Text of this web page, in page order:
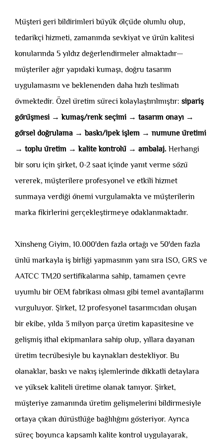
Müşteri geri bildirimleri büyük ölçüde olumlu olup,
tedarikçi hizmeti, zamanında sevkiyat ve ürün kalitesi
konularında 5 yıldız değerlendirmeler almaktadır—
müşteriler ağır yapıdaki kumaşı, doğru tasarım
uygulamasını ve beklenenden daha hızlı teslimatı
övmektedir. Özel üretim süreci kolaylaştırılmıştır: sipariş
görüşmesi → kumaş/renk seçimi → tasarım onayı →
görsel doğrulama → baskı/ipek işlem → numune üretimi
→ toplu üretim → kalite kontrolü → ambalaj. Herhangi
bir soru için şirket, 0-2 saat içinde yanıt verme sözü
vererek, müşterilere profesyonel ve etkili hizmet
sunmaya verdiği önemi vurgulamakta ve müşterilerin
marka fikirlerini gerçekleştirmeye odaklanmaktadır.
Xinsheng Giyim, 10.000'den fazla ortağı ve 50'den fazla
ünlü markayla iş birliği yapmasının yanı sıra ISO, GRS ve
AATCC TM20 sertifikalarına sahip, tamamen çevre
uyumlu bir OEM fabrikası olması gibi temel avantajlarını
vurguluyor. Şirket, 12 profesyonel tasarımcıdan oluşan
bir ekibe, yılda 3 milyon parça üretim kapasitesine ve
gelişmiş ithal ekipmanlara sahip olup, yıllara dayanan
üretim tecrübesiyle bu kaynakları destekliyor. Bu
olanaklar, baskı ve nakış işlemlerinde dikkatli detaylara
ve yüksek kaliteli üretime olanak tanıyor. Şirket,
müşteriye zamanında üretim gelişmelerini bildirmesiyle
ortaya çıkan dürüstlüğe bağlılığını gösteriyor. Ayrıca
süreç boyunca kapsamlı kalite kontrol uygulayarak,